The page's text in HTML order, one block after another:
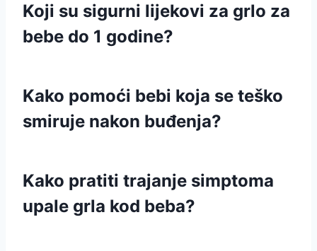
Koji su sigurni lijekovi za grlo za
bebe do 1 godine?
Kako pomoći bebi koja se teško
smiruje nakon buđenja?
Kako pratiti trajanje simptoma
upale grla kod beba?